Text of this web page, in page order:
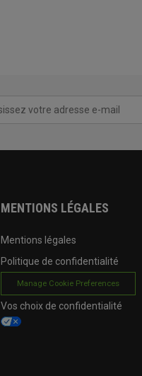
MENTIONS LÉGALES
Mentions légales
Politique de confidentialité
Manage Cookie Preferences
Vos choix de confidentialité